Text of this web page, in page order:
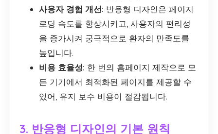
사용자 경험 개선: 반응형 디자인은 페이지
로딩 속도를 향상시키고, 사용자의 편리성
을 증가시켜 궁극적으로 환자의 만족도를
높입니다.
비용 효율성: 한 번의 홈페이지 제작으로 모
든 기기에서 최적화된 페이지를 제공할 수
있어, 유지 보수 비용이 절감됩니다.
3. 반응형 디자인의 기본 원칙